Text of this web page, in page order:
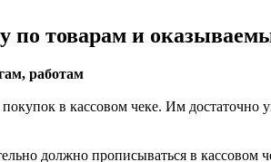
по товарам и
работам
в кассовом чеке. Им достаточно
должно прописываться в кассовом